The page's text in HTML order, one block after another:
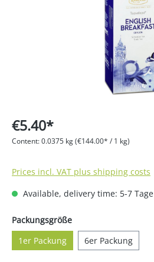
€5.40*
Content:0.0375 kg(€144.00* / 1 kg)
Prices incl. VAT plus shipping costs
Available, delivery time: 5-7 Tage
Select
Packungsgröße
1er Packung
6er Packung